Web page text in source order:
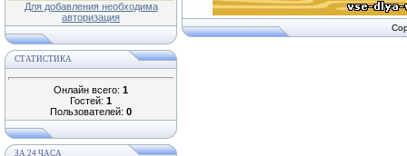
Для добавления необходима
авторизация
СТАТИСТИКА
Онлайн всего: 1
Гостей: 1
Пользователей: 0
ЗА 24 ЧАСА